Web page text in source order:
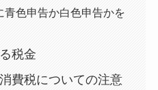
青色申告か白色申告かを
税金
費税についての注意